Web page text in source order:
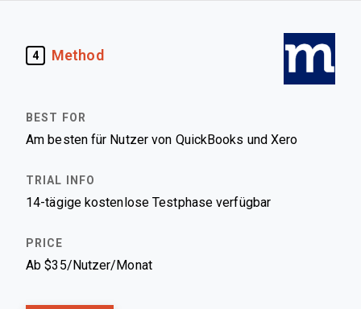
4 Method
Am besten für Nutzer von QuickBooks und Xero
14-tägige kostenlose Testphase verfügbar
Ab $35/Nutzer/Monat